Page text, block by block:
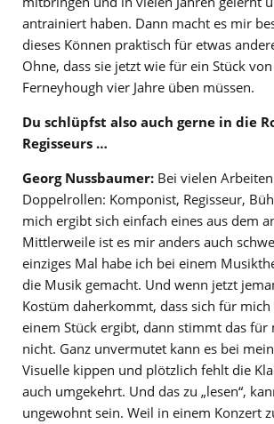
antrainiert haben. Dann macht es mir
dieses Können praktisch für etwas
Ohne, dass sie jetzt wie für ein Stück
Ferneyhough vier Jahre üben müssen.
Du schlüpfst also auch gerne in die
Regisseurs …
Georg Nussbaumer: Bei vielen
Doppelrollen: Komponist, Regisseur,
mich ergibt sich einfach eines aus dem
Mittlerweile ist es mir anders auch
einziges Mal habe ich bei einem
die Musik gemacht. Und wenn jetzt
Kostüm daherkommt, dass sich für
einem Stück ergibt, dann stimmt das für
nicht. Ganz unvermutet kann es bei
Visuelle kippen und plötzlich fehlt die
auch umgekehrt. Und das zu „lesen“,
ungewohnt sein. Weil in einem Konzert